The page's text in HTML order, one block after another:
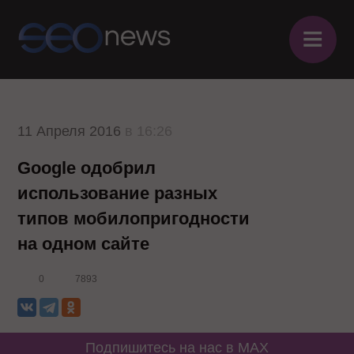
≡
11 Апреля 2016
Google одобрил
использование разных
типов мобилопригодности
на одном сайте
0 7893
Подпишитесь на нас в MAX